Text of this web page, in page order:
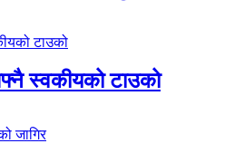
स्वकीयको टाउको